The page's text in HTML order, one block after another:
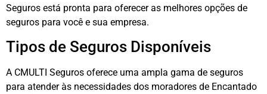
Seguros está pronta para oferecer as melhores opções de
seguros para você e sua empresa.
Tipos de Seguros Disponíveis
A CMULTI Seguros oferece uma ampla gama de seguros
para atender às necessidades dos moradores de Encantado